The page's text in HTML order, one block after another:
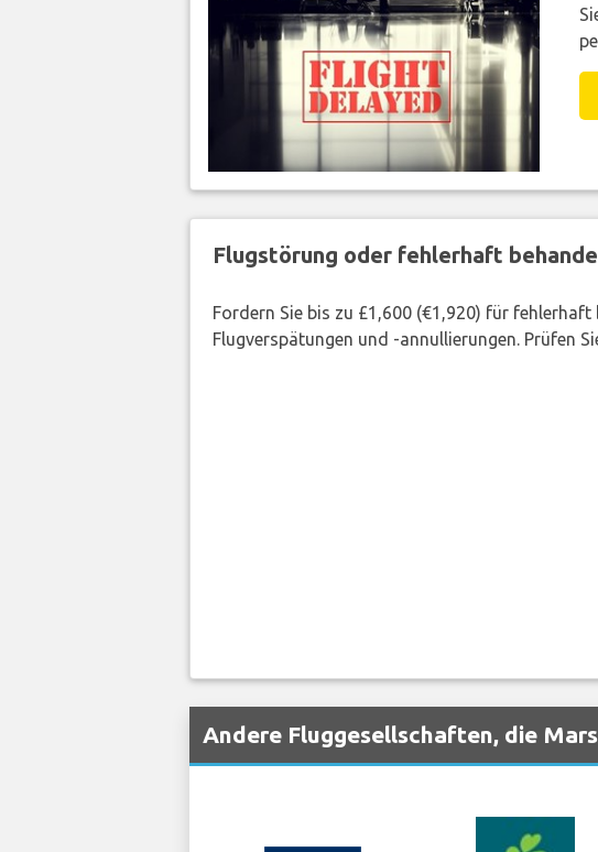
Flugstörung oder fehlerhaft
Fordern Sie bis zu £1,600 (€1,920) für
Flugverspätungen und -annullierungen. Prüfen
Andere Fluggesellschaften, die